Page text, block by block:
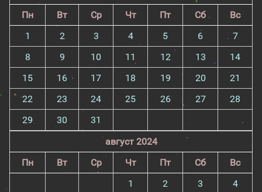
Пн
Вт Ср Чт Пт Сб
Вс
1
2 3 4 5 6
7
8
9 10 11 12 13
14
15
16 17 18 19 20
21
22
23 24 25 26 27
28
29
30
31
август 2024
Пн
Вт Ср Чт Пт Сб
Вс
1
2 3
4